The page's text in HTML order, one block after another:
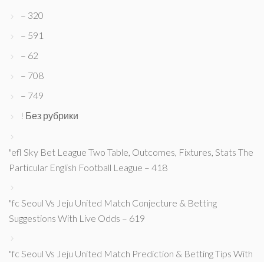
– 320
– 591
– 62
– 708
– 749
! Без рубрики
"efl Sky Bet League Two Table, Outcomes, Fixtures, Stats The
Particular English Football League – 418
"fc Seoul Vs Jeju United Match Conjecture & Betting
Suggestions With Live Odds – 619
"fc Seoul Vs Jeju United Match Prediction & Betting Tips With